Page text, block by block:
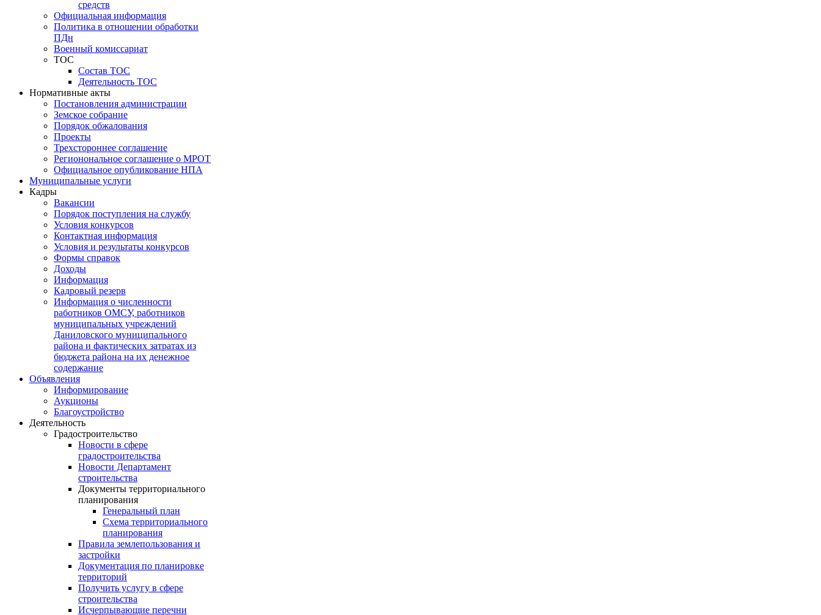
средств
Официальная информация
Политика в отношении обработки
ПДн
Военный комиссариат
ТОС
Состав ТОС
Деятельность ТОС
Нормативные акты
Постановления администрации
Земское собрание
Порядок обжалования
Проекты
Трехстороннее соглашение
Регионональное соглашение о МРОТ
Официальное опубликование НПА
Муниципальные услуги
Кадры
Вакансии
Порядок поступления на службу
Условия конкурсов
Контактная информация
Условия и результаты конкурсов
Формы справок
Доходы
Информация
Кадровый резерв
Информация о численности
работников ОМСУ, работников
муниципальных учреждений
Даниловского муниципального
района и фактических затратах из
бюджета района на их денежное
содержание
Объявления
Информирование
Аукционы
Благоустройство
Деятельность
Градостроительство
Новости в сфере
градостроительства
Новости Департамент
строительства
Документы территориального
планирования
Генеральный план
Схема территориального
планирования
Правила землепользования и
застройки
Документация по планировке
территорий
Получить услугу в сфере
строительства
Исчерпывающие перечни